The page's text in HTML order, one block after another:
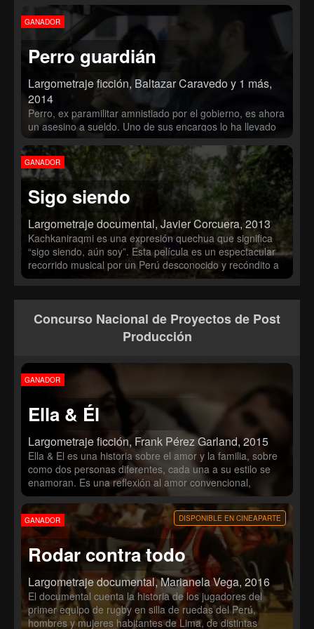
desaparición de su novia hace 7 años.
GANADOR
Perro guardián
Largometraje ficción, Baltazar Caravedo y 1 más,
2014
Perro, ex paramilitar amnistiado por el gobierno, es ahora
un asesino a sueldo. Uno de sus encargos lo ha llevado
hasta una iglesia cristiana, donde conoce a Milagros,
adolescente por quien siente una extraña atracción. Entre
rezos, llantos y asesinatos, la voz del Apóstol del templo
comienza a cuestionar su vida. Su arma está a punto de
convertirse en la espada del Señor.
GANADOR
Sigo siendo
Largometraje documental, Javier Corcuera, 2013
Kachkaniraqmi es una expresión quechua que significa
“sigo siendo, aún soy”. Esta película es un espectacular
recorrido musical por un Perú desconocido y recóndito a
través de tres grandes regiones: Ayacucho (la zona
autóctona y se conserva una manera única de tocar la
guitarra, el violín, el arpa, el cajón y de contar historias
que dicen quiénes son.
Concurso Nacional de Proyectos de Post
Producción
GANADOR
Ella & Él
Largometraje ficción, Frank Pérez Garland, 2015
Ella & El es una historia sobre el amor y la familia, sobre
como dos personas diferentes, cada una a su estilo se
enamoran. Es una reflexión al amor convencional,
mostrando que las personas expresan el amor de
diversas maneras y a veces tienen que batallar con sus
propias luchas internas para encontrar el equilibrio de sus
vidas. Ella & Él pretende dejar en los espectadores una
emoción importante y muchas ganas de hablar sobre lo
que han visto, proyectándola en sus propias vidas y
relaciones y llevándolos a entender mejor sus propios
vínculos o a hacerse preguntas que antes no se habían
formulado.
GANADOR DISPONIBLE EN CINEAPARTE
Rodar contra todo
Largometraje documental, Marianela Vega, 2016
El documental cuenta la historia de los jugadores del
primer equipo de rugby en silla de ruedas del Perú,
hombres y mujeres habitantes de Lima, de distintas